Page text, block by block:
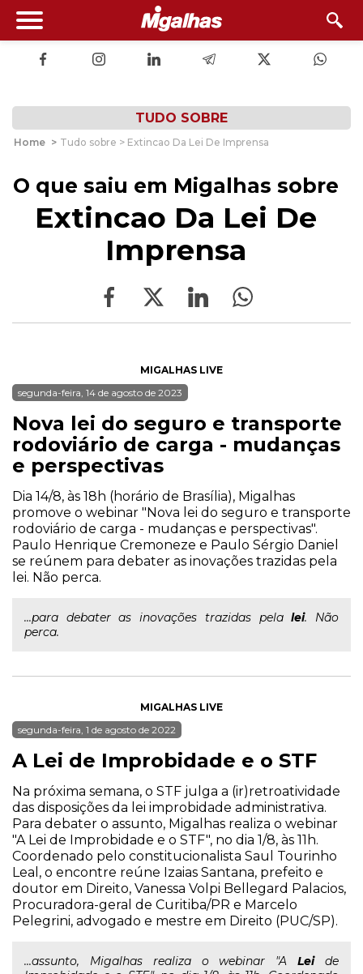
TUDO SOBRE
Home > Tudo sobre > Extincao Da Lei De Imprensa
O que saiu em Migalhas sobre
Extincao Da Lei De
Imprensa
MIGALHAS LIVE
segunda-feira, 14 de agosto de 2023
Nova lei do seguro e transporte
rodoviário de carga - mudanças
e perspectivas
Dia 14/8, às 18h (horário de Brasília), Migalhas
promove o webinar "Nova lei do seguro e transporte
rodoviário de carga - mudanças e perspectivas".
Paulo Henrique Cremoneze e Paulo Sérgio Daniel
se reúnem para debater as inovações trazidas pela
lei. Não perca.
...para debater as inovações trazidas pelalei. Não
perca.
MIGALHAS LIVE
segunda-feira, 1 de agosto de 2022
A Lei de Improbidade e o STF
Na próxima semana, o STF julga a (ir)retroatividade
das disposições da lei improbidade administrativa.
Para debater o assunto, Migalhas realiza o webinar
"A Lei de Improbidade e o STF", no dia 1/8, às 11h.
Coordenado pelo constitucionalista Saul Tourinho
Leal, o encontre reúne Izaias Santana, prefeito e
doutor em Direito, Vanessa Volpi Bellegard Palacios,
Procuradora-geral de Curitiba/PR e Marcelo
Pelegrini, advogado e mestre em Direito (PUC/SP).
...assunto, Migalhas realiza o webinar "ALeide